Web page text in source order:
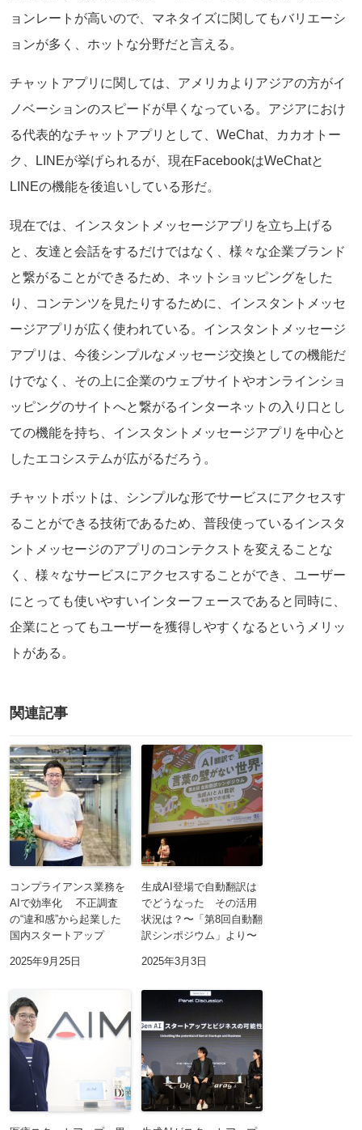
ョンレートが高いので、マネタイズに関してもバリエーシ
ョンが多く、ホットな分野だと言える。
チャットアプリに関しては、アメリカよりアジアの方がイ
ノベーションのスピードが早くなっている。アジアにおけ
る代表的なチャットアプリとして、WeChat、カカオトー
ク、LINEが挙げられるが、現在FacebookはWeChatと
LINEの機能を後追いしている形だ。
現在では、インスタントメッセージアプリを立ち上げる
と、友達と会話をするだけではなく、様々な企業ブランド
と繋がることができるため、ネットショッピングをした
り、コンテンツを見たりするために、インスタントメッセ
ージアプリが広く使われている。インスタントメッセージ
アプリは、今後シンプルなメッセージ交換としての機能だ
けでなく、その上に企業のウェブサイトやオンラインショ
ッピングのサイトへと繋がるインターネットの入り口とし
ての機能を持ち、インスタントメッセージアプリを中心と
したエコシステムが広がるだろう。
チャットボットは、シンプルな形でサービスにアクセスす
ることができる技術であるため、普段使っているインスタ
ントメッセージのアプリのコンテクストを変えることな
く、様々なサービスにアクセスすることができ、ユーザー
にとっても使いやすいインターフェースであると同時に、
企業にとってもユーザーを獲得しやすくなるというメリッ
トがある。
関連記事
コンプライアンス業務を
AIで効率化 不正調査
の“違和感”から起業した
国内スタートアップ
2025年9月25日
生成AI登場で自動翻訳は
でどうなった その活用
状況は？〜「第8回自動翻
訳シンポジウム」より〜
2025年3月3日